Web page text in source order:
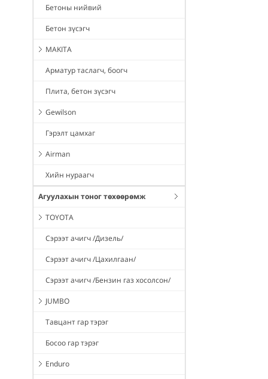
Бетоны нийвий
Бетон зүсэгч
MAKITA
Арматур таслагч, боогч
Плита, бетон зүсэгч
Gewilson
Гэрэлт цамхаг
Airman
Хийн нураагч
Агуулахын тоног төхөөрөмж
TOYOTA
Сэрээт ачигч /Дизель/
Сэрээт ачигч /Цахилгаан/
Сэрээт ачигч /Бензин газ хосолсон/
JUMBO
Тавцант гар тэрэг
Босоо гар тэрэг
Enduro